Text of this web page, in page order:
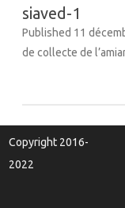
siaved-1
Published 11
de collecte de
Copyright 2016-
2022